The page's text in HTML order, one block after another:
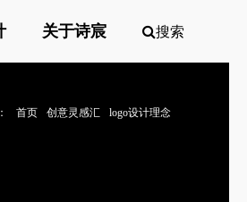
关于诗宸 搜索
首页 创意灵感汇
logo设计理念